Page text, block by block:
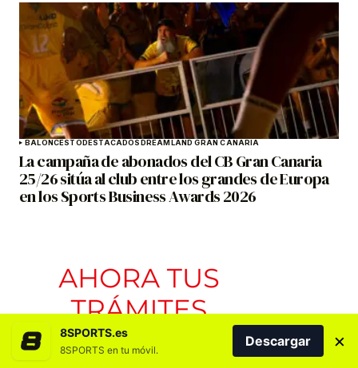
BALONCESTODESTACADOSDREAMLAND GRAN CANARIA
La campaña de abonados del CB Gran Canaria
25/26 sitúa al club entre los grandes de Europa
en los Sports Business Awards 2026
8SPORTS.es
8SPORTS en tu móvil.
Descargar ×